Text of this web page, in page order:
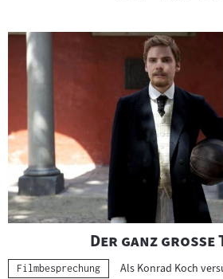
"
Der ganz große
Kategorie:
Filmbesprechung
Als Konrad Koch